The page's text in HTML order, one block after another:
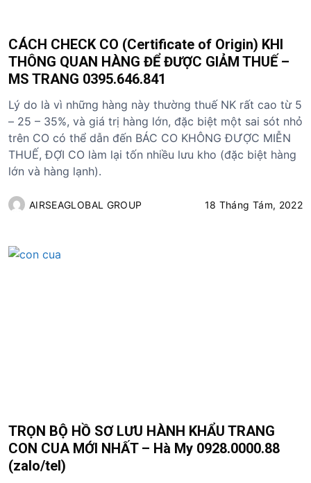
CÁCH CHECK CO (Certificate of Origin) KHI
THÔNG QUAN HÀNG ĐỂ ĐƯỢC GIẢM THUẾ –
MS TRANG 0395.646.841
Lý do là vì những hàng này thường thuế NK rất cao từ 5
– 25 – 35%, và giá trị hàng lớn, đặc biệt một sai sót nhỏ
trên CO có thể dẫn đến BÁC CO KHÔNG ĐƯỢC MIỄN
THUẾ, ĐỢI CO làm lại tốn nhiều lưu kho (đặc biệt hàng
lớn và hàng lạnh).
AIRSEAGLOBAL GROUP 18 Tháng Tám, 2022
TRỌN BỘ HỒ SƠ LƯU HÀNH KHẨU TRANG
CON CUA MỚI NHẤT – Hà My 0928.0000.88
(zalo/tel)